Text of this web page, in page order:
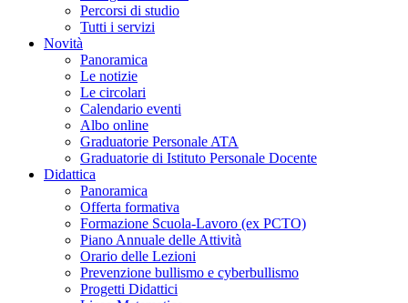
Percorsi di studio
Tutti i servizi
Novità
Panoramica
Le notizie
Le circolari
Calendario eventi
Albo online
Graduatorie Personale ATA
Graduatorie di Istituto Personale Docente
Didattica
Panoramica
Offerta formativa
Formazione Scuola-Lavoro (ex PCTO)
Piano Annuale delle Attività
Orario delle Lezioni
Prevenzione bullismo e cyberbullismo
Progetti Didattici